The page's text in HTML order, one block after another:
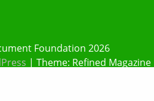
Foundation 2026
| Theme: Refined